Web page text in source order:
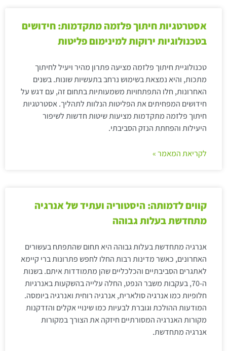
אסטרטגיות חיתוך פלזמה מתקדמות: חידושים
בטכנולוגיות ירוקות למינימום פליטות
טכנולוגיית חיתוך פלזמה מציעה פתרון מהיר ויעיל לחיתוך
מתכות, והיא נמצאת בשימוש נרחב בתעשיות שונות. בשנים
האחרונות, חלו התפתחויות משמעותיות בתחום זה, עם דגש על
חידושים המפחיתים את הפליטות הנלוות לתהליך. אסטרטגיות
חיתוך פלזמה מתקדמות מציעות שיטות חדשות לשיפור
היעילות והפחתת הנזק הסביבתי.
לקריאת המאמר »
קווים לדמותה: היסטוריה ועתיד של אנרגיה
מתחדשת בעלות גבוהה
אנרגיה מתחדשת בעלות גבוהה היא תחום שהתפתח בעשורים
האחרונים, כאשר מדינות רבות החלו לחפש פתרונות ברי קיימא
לאתגרים הסביבתיים והכלכליים שהן מתמודדות איתם. בשנות
ה-70, בעקבות משבר הנפט, החלה עלייה בהשקעות באנרגיות
חלופיות כמו אנרגיה סולארית, אנרגיה רוחית ואנרגיה ביומסה.
המודעות ההולכת וגוברת לבעיות כמו שינויי אקלים והזדקנות
מקורות האנרגיה המסורתיים חיזקה את הצורך במקורות
אנרגיה מתחדשת.